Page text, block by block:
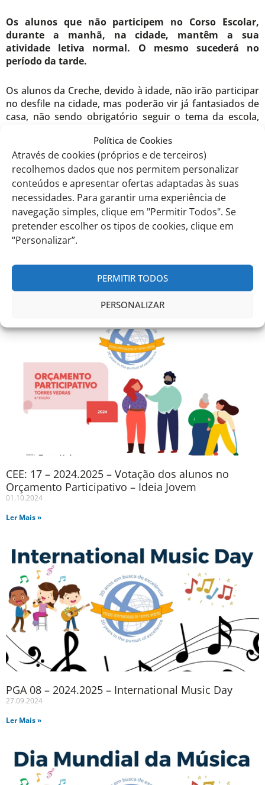
Política de Cookies
Através de cookies (próprios e de terceiros)
recolhemos dados que nos permitem personalizar
conteúdos e apresentar ofertas adaptadas às suas
necessidades. Para garantir uma experiência de
navegação simples, clique em "Permitir Todos". Se
pretender escolher os tipos de cookies, clique em
“Personalizar”.
PERMITIR TODOS
PERSONALIZAR
Os alunos que não participem no Corso Escolar,
durante a manhã, na cidade, mantêm a sua
atividade letiva normal. O mesmo sucederá no
período da tarde.
Os alunos da Creche, devido à idade, não irão participar
no desfile na cidade, mas poderão vir já fantasiados de
casa, não sendo obrigatório seguir o tema da escola,
EITV, 6 de fevereiro de 2024
Pela Equipa do Carnaval,
Soraia Silva e Vanessa Silvestre
Comunicados anteriores
CEE: 17 – 2024.2025 – Votação dos alunos no
Orçamento Participativo – Ideia Jovem
01.10.2024
Ler Mais »
PGA 08 – 2024.2025 – International Music Day
27.09.2024
Ler Mais »